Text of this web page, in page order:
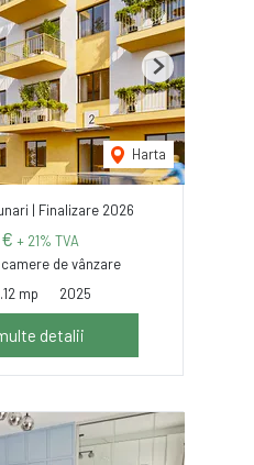
Harta
Next
| Finalizare 2026
+ 21% TVA
de vânzare
mp 2025
detalii